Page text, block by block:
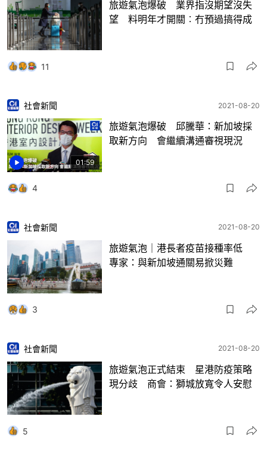
旅遊氣泡爆破 業界指沒期望沒失
望 料明年才開關︰冇預過搞得成
11
01:59
社會新聞 2021-08-20
旅遊氣泡爆破 邱騰華：新加坡採
取新方向 會繼續溝通審視現況
4
社會新聞 2021-08-20
旅遊氣泡｜港長者疫苗接種率低
專家：與新加坡通關易掀災難
3
社會新聞 2021-08-20
旅遊氣泡正式結束 星港防疫策略
現分歧 商會：獅城放寬令人安慰
5